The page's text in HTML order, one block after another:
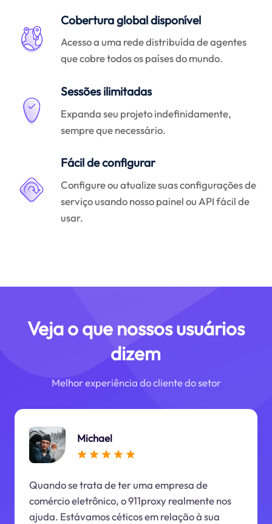
Cobertura global disponível
Acesso a uma rede distribuída de agentes
que cobre todos os países do mundo.
Sessões ilimitadas
Expanda seu projeto indefinidamente,
sempre que necessário.
Fácil de configurar
Configure ou atualize suas configurações de
serviço usando nosso painel ou API fácil de
usar.
Veja o que nossos usuários
dizem
Melhor experiência do cliente do setor
Michael
Quando se trata de ter uma empresa de
comércio eletrônico, o 911proxy realmente nos
ajuda. Estávamos céticos em relação à sua